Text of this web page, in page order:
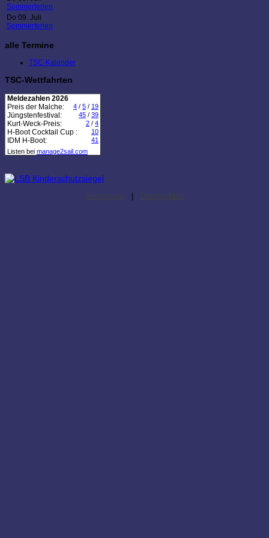
Sommerferien
Do 09. Juli
Sommerferien
alle Termine
TSC-Kalender
TSC-Wettfahrten
Meldezahlen 2026
Preis der Malche:
4 / 5 / 19
Jüngstenfestival: 45 / 39
Kurt-Weck-Preis: 2 / 4
H-Boot Cocktail Cup : 10
IDM H-Boot:
41
Listen bei manage2sail.com
Impressum | Datenschutz